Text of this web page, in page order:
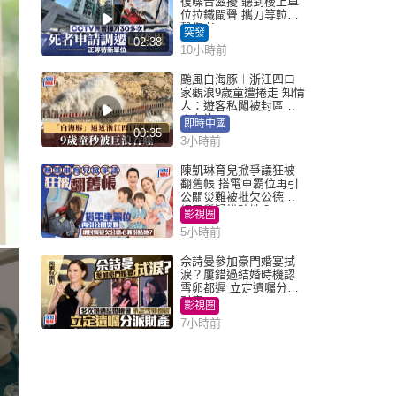
02:38
位拉鐵閘聲 攜刀等𨋢伏
擊傷者
突發
10小時前
00:35
颱風白海豚︱浙江四口
家觀浪9歲童遭捲走 知情
人：遊客私闖被封區域
︱有片
即時中國
3小時前
陳凱琳育兒掀爭議狂被
翻舊帳 搭電車霸位再引
公關災難被批欠公德心
網民質疑扮貼地？
影視圈
5小時前
佘詩曼參加豪門婚宴拭
淚？屢錯過結婚時機認
雪卵都遲 立定遺囑分派
財產
影視圈
7小時前